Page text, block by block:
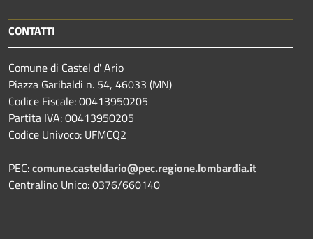
CONTATTI
Comune di Castel d' Ario
Piazza Garibaldi n. 54, 46033 (MN)
Codice Fiscale: 00413950205
Partita IVA: 00413950205
Codice Univoco: UFMCQ2
PEC:comune.casteldario@pec.regione.lombardia.it
Centralino Unico: 0376/660140